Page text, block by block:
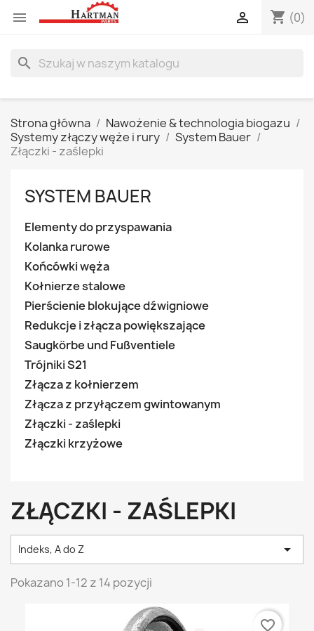
 shopping_cart (0)

search
Strona główna
Nawożenie & technologia biogazu
Systemy złączy węże i rury
System Bauer
Złączki - zaślepki
SYSTEM BAUER
Elementy do przyspawania
Kolanka rurowe
Końcówki węża
Kołnierze stalowe
Pierścienie blokujące dźwigniowe
Redukcje i złącza powiększające
Saugkörbe und Fußventiele
Trójniki S21
Złącza z kołnierzem
Złącza z przyłączem gwintowanym
Złączki - zaślepki
Złączki krzyżowe
ZŁĄCZKI - ZAŚLEPKI
Indeks, A do Z 
Pokazano 1-12 z 14 pozycji
favorite_border